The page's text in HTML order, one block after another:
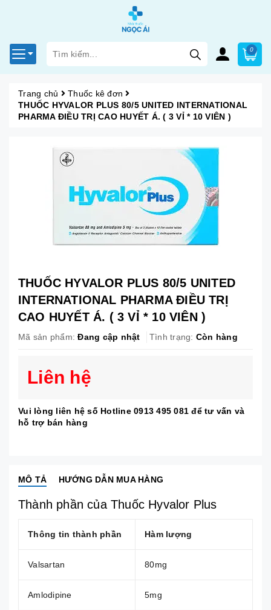
0
Trang chủ
Thuốc kê đơn
THUỐC HYVALOR PLUS 80/5 UNITED INTERNATIONAL
PHARMA ĐIỀU TRỊ CAO HUYẾT Á. ( 3 VỈ * 10 VIÊN )
THUỐC HYVALOR PLUS 80/5 UNITED
INTERNATIONAL PHARMA ĐIỀU TRỊ
CAO HUYẾT Á. ( 3 VỈ * 10 VIÊN )
Mã sản phẩm: Đang cập nhật Tình trạng: Còn hàng
Liên hệ
Vui lòng liên hệ số Hotline 0913 495 081 để tư vấn và
hỗ trợ bán hàng
MÔ TẢ HƯỚNG DẪN MUA HÀNG
Thành phần của Thuốc Hyvalor Plus
Thông tin thành phần Hàm lượng
Valsartan 80mg
Amlodipine 5mg